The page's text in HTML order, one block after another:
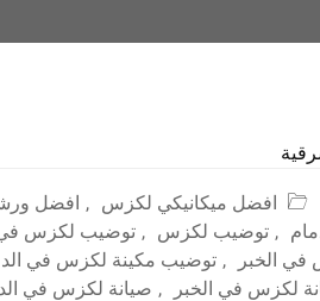
افضل ميكانيكي لكزس , افضل
, توضيب لكزس , توضيب لكزس في
الخبر , توضيب مكينة لكزس في
لكزس في الخبر , صيانة لكزس في